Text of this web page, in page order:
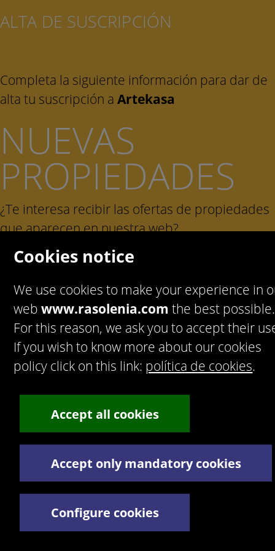
ALTA DE SUSCRIPCIÓN
Completa la siguiente información para dar de
alta tu suscripción a Artekasa
NUEVAS
PROPIEDADES
¿Te interesa recibir las ofertas de propiedades
que aparecen en nuestra web?
AceptarPolítica de privacidad
Artekasa. Software para
© 2016 Artek Soluciones
Informáticas, S.L.U.
de Lanzarote. España.
+34 928 30 38 77/+34 928 30 38 79
Términos y Condiciones legales
Política de privacidad
Cookies notice
We use cookies to make your experience in
webwww.rasolenia.com the best possible.
For this reason, we ask you to accept their
If you wish to know more about our cookies
policy click on this link: política de cookies.
Accept all cookies
Accept only mandatory cookies
Configure cookies